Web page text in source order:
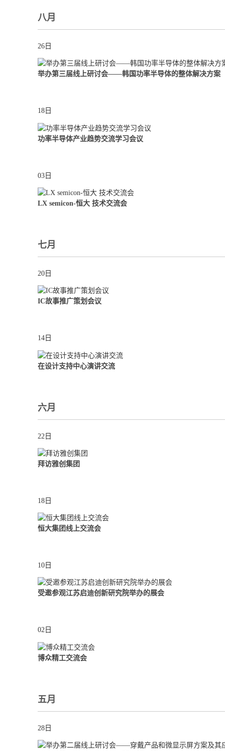
八月
26日
举办第三届线上研讨会——韩国功率半导体的整体解决方案
18日
功率半导体产业趋势交流学习会议
03日
LX semicon-恒大 技术交流会
七月
20日
IC故事推广策划会议
14日
在设计支持中心演讲交流
六月
22日
拜访雅创集团
18日
恒大集团线上交流会
10日
受邀参观江苏启迪创新研究院举办的展会
02日
博众精工交流会
五月
28日